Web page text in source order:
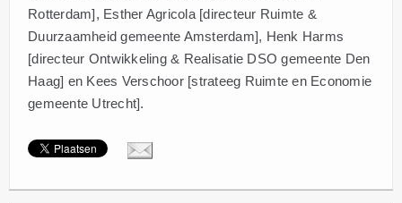
Rotterdam], Esther Agricola [directeur Ruimte &
Duurzaamheid gemeente Amsterdam], Henk Harms
[directeur Ontwikkeling & Realisatie DSO gemeente Den
Haag] en Kees Verschoor [strateeg Ruimte en Economie
gemeente Utrecht].